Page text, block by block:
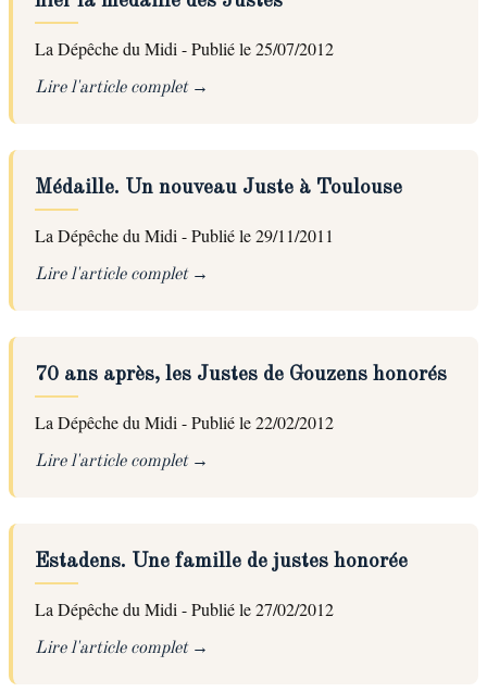
La Dépêche du Midi - Publié le 25/07/2012
Lire l'article complet
Médaille. Un nouveau Juste à Toulouse
La Dépêche du Midi - Publié le 29/11/2011
Lire l'article complet
70 ans après, les Justes de Gouzens honorés
La Dépêche du Midi - Publié le 22/02/2012
Lire l'article complet
Estadens. Une famille de justes honorée
La Dépêche du Midi - Publié le 27/02/2012
Lire l'article complet